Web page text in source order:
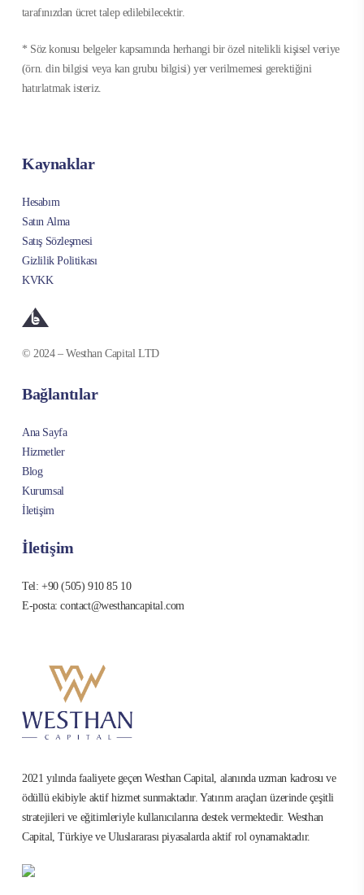
tarafınızdan ücret talep edilebilecektir.
* Söz konusu belgeler kapsamında herhangi bir özel nitelikli kişisel veriye
(örn. din bilgisi veya kan grubu bilgisi) yer verilmemesi gerektiğini
hatırlatmak isteriz.
Kaynaklar
Hesabım
Satın Alma
Satış Sözleşmesi
Gizlilik Politikası
KVKK
© 2024 – Westhan Capital LTD
Bağlantılar
Ana Sayfa
Hizmetler
Blog
Kurumsal
İletişim
İletişim
Tel: +90 (505) 910 85 10
E-posta: contact@westhancapital.com
2021 yılında faaliyete geçen Westhan Capital, alanında uzman kadrosu ve
ödüllü ekibiyle aktif hizmet sunmaktadır. Yatırım araçları üzerinde çeşitli
stratejileri ve eğitimleriyle kullanıcılarına destek vermektedir. Westhan
Capital, Türkiye ve Uluslararası piyasalarda aktif rol oynamaktadır.